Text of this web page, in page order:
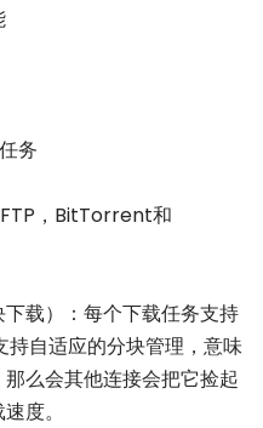
务
，BitTorrent和
载）：每个下载任务支持
自适应的分块管理，意味
么会其他连接会把它捡起
度。